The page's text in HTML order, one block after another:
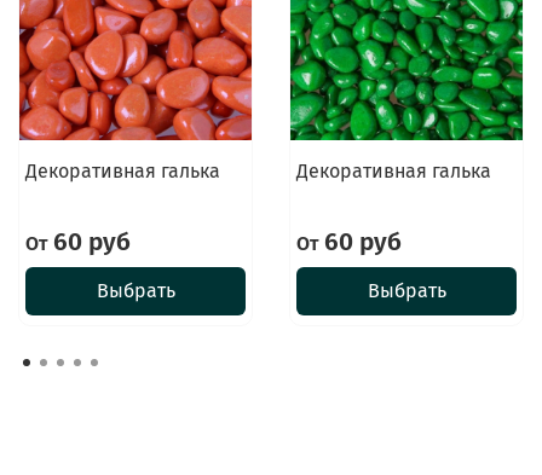
Декоративная галька
От60 руб
Выбрать
Декоративная галька
От60 руб
Выбрать